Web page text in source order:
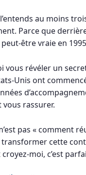
au moins
Parce que
être vraie en
vous révéler un
Unis ont
rassurer.
pas « comment
cette
moi, c’est